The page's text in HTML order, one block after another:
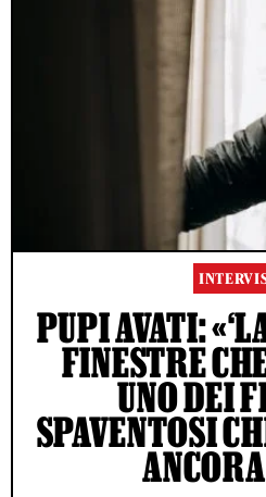
PUPI AVATI:
FINESTRE
UNO DEI
SPAVENTOSI